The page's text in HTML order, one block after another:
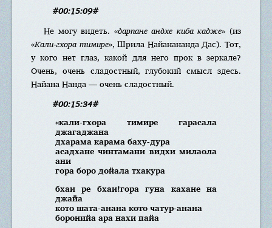
#00:15:09#
Не могу видеть. «дарпане андхе киба кадже» (из
«Кали-гхора тимире», Шрила Найанананда Дас). Тот,
у кого нет глаз, какой для него прок в зеркале?
Очень, очень сладостный, глубокий смысл здесь.
Найана Нанда — очень сладостный.
#00:15:34#
«кали-гхора тимире гарасала
джагаджана
дхарама карама баху-дура
асадхане чинтамани видхи милаола
ани
гора боро дойала тхакура
бхаи ре бхаи!гора гуна кахане на
джайа
кото шата-анана кото чатур-анана
боронийа ара нахи пайа